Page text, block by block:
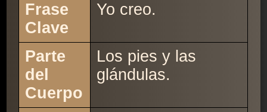
Frase
Clave
Yo creo.
Parte
del
Cuerpo
Los pies y las
glándulas.